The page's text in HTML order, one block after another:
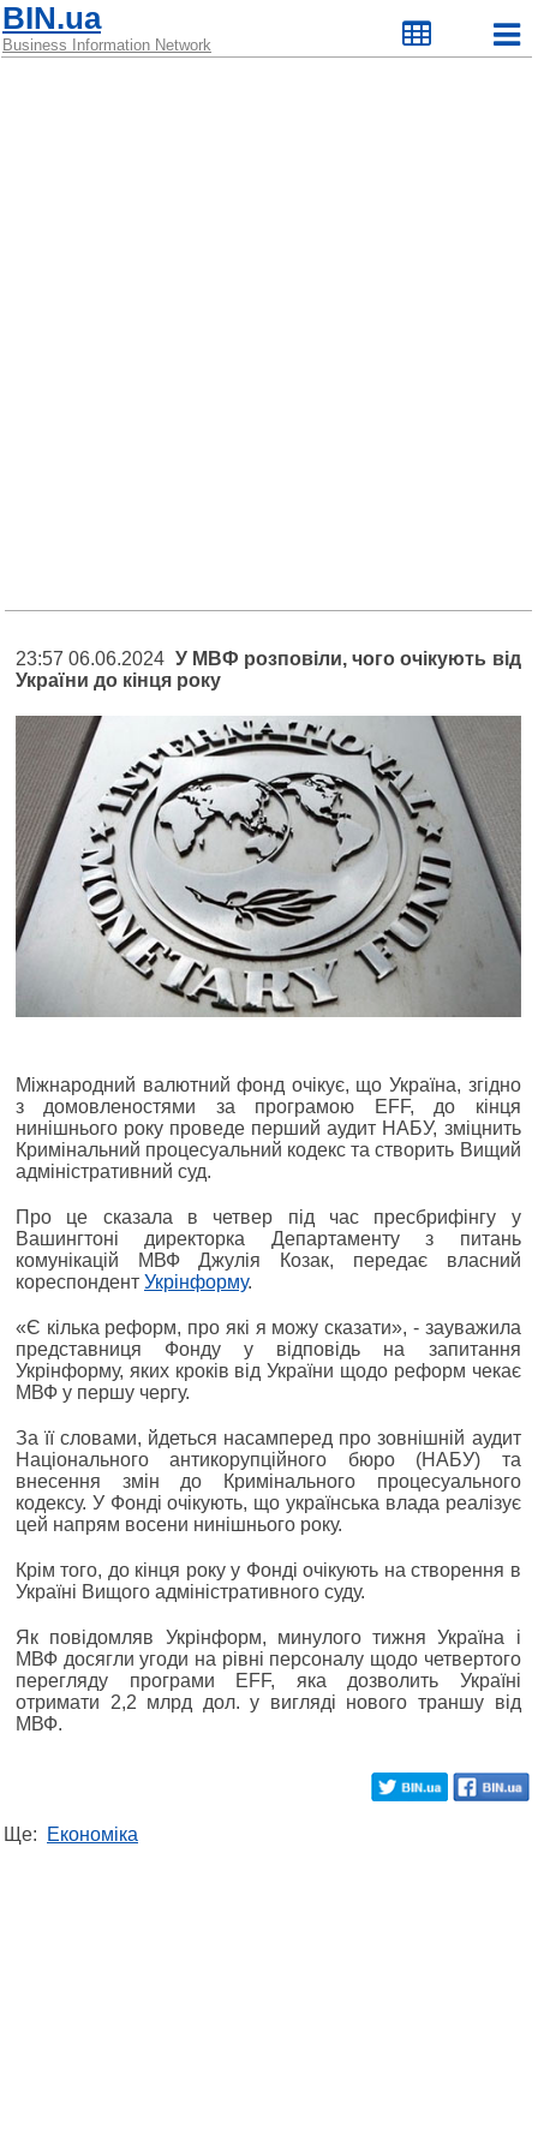
BIN.ua
Business Information Network
23:57 06.06.2024 У МВФ розповіли, чого очікують від
України до кінця року
Міжнародний валютний фонд очікує, що Україна, згідно
з домовленостями за програмою EFF, до кінця
нинішнього року проведе перший аудит НАБУ, зміцнить
Кримінальний процесуальний кодекс та створить Вищий
адміністративний суд.
Про це сказала в четвер під час пресбрифінгу у
Вашингтоні директорка Департаменту з питань
комунікацій МВФ Джулія Козак, передає власний
кореспондент Укрінформу.
«Є кілька реформ, про які я можу сказати», - зауважила
представниця Фонду у відповідь на запитання
Укрінформу, яких кроків від України щодо реформ чекає
МВФ у першу чергу.
За її словами, йдеться насамперед про зовнішній аудит
Національного антикорупційного бюро (НАБУ) та
внесення змін до Кримінального процесуального
кодексу. У Фонді очікують, що українська влада реалізує
цей напрям восени нинішнього року.
Крім того, до кінця року у Фонді очікують на створення в
Україні Вищого адміністративного суду.
Як повідомляв Укрінформ, минулого тижня Україна і
МВФ досягли угоди на рівні персоналу щодо четвертого
перегляду програми EFF, яка дозволить Україні
отримати 2,2 млрд дол. у вигляді нового траншу від
МВФ.
Ще: Економіка